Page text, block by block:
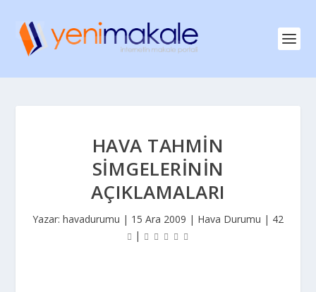
HAVA TAHMIN
SIMGELERININ
AÇIKLAMALARI
Yazar: havadurumu | 15 Ara 2009 | Hava Durumu | 42
|